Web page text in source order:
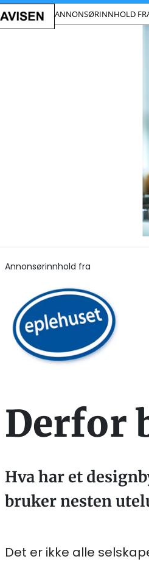
ANNONSØRINNHOLD
Annonsørinnhold fra
Derfor
Hva har et
bruker nesten
Det er ikke alle